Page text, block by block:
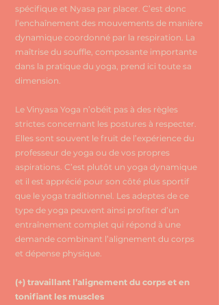
spécifique et Nyasa par placer. C’est donc
l’enchaînement des mouvements de manière
dynamique coordonné par la respiration. La
maîtrise du souffle, composante importante
dans la pratique du yoga, prend ici toute sa
dimension.
Le Vinyasa Yoga n’obéit pas à des règles
strictes concernant les postures à respecter.
Elles sont souvent le fruit de l’expérience du
professeur de yoga ou de vos propres
aspirations. C’est plutôt un yoga dynamique
et il est apprécié pour son côté plus sportif
que le yoga traditionnel. Les adeptes de ce
type de yoga peuvent ainsi profiter d’un
entraînement complet qui répond à une
demande combinant l’alignement du corps
et dépense physique.
(+) travaillant l’alignement du corps et en
tonifiant les muscles